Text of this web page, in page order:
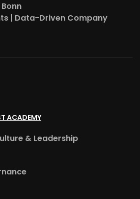
Bonn
| Data-Driven Company
ACADEMY
& Leadership